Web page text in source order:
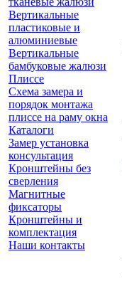
Вертикальные
пластиковые и
алюминиевые
Вертикальные
бамбуковые жалюзи
Плиссе
Схема замера и
порядок монтажа
плиссе на раму окна
Каталоги
Замер установка
консультация
Кронштейны без
сверления
Магнитные
фиксаторы
Кронштейны и
комплектация
Наши контакты